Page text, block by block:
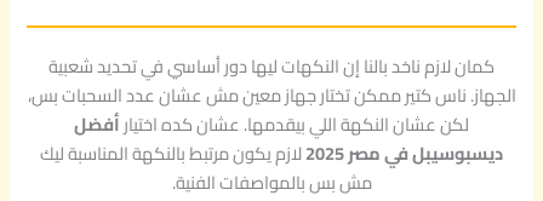
كمان لازم ناخد بالنا إن النكهات ليها دور أساسي في تحديد شعبية
الجهاز. ناس كتير ممكن تختار جهاز معين مش عشان عدد السحبات بس،
لكن عشان النكهة اللي بيقدمها. عشان كده اختيارأفضل
ديسبوسيبل في مصر 2025
لازم يكون مرتبط بالنكهة المناسبة ليك
مش بس بالمواصفات الفنية.